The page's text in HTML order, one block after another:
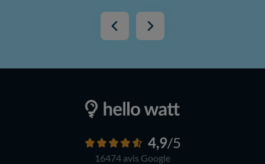
4,9/5
16474 avis Google